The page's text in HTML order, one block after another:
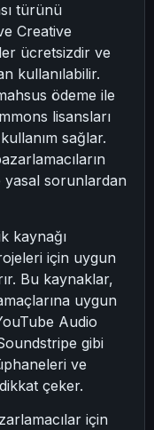
türünü
Creative
ücretsizdir ve
kullanılabilir.
ödeme ile
lisansları
sağlar.
sorunlardan
kaynağı
için uygun
Bu kaynaklar,
uygun
Audio
gibi
ve
çeker.
için